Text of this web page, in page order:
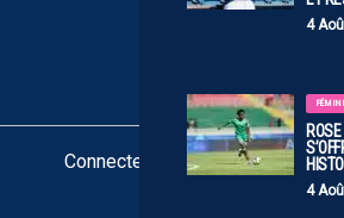
4
4
Se connecter
Connectez-vous pour poster un